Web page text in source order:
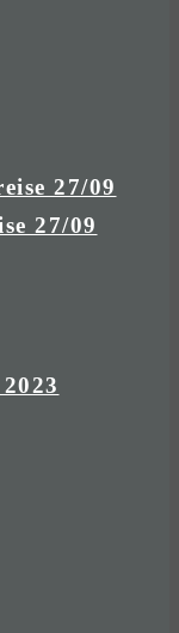
27/09